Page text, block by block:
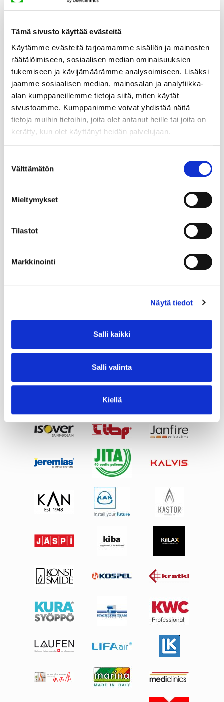
Tämä sivusto käyttää evästeitä
Käytämme evästeitä tarjoamamme sisällön ja mainosten
räätälöimiseen, sosiaalisen median ominaisuuksien
tukemiseen ja kävijämäärämme analysoimiseen. Lisäksi
jaamme sosiaalisen median, mainosalan ja analytiikka-
alan kumppaneillemme tietoja siitä, miten käytät
sivustoamme. Kumppanimme voivat yhdistää näitä
tietoja muihin tietoihin, joita olet antanut heille tai joita on
kerätty, kun olet käyttänyt heidän palvelujaan.
valinta
Välttämätön
Mieltymykset
Tilastot
Markkinointi
Näytä tiedot
Salli kaikki
Salli valinta
Kiellä